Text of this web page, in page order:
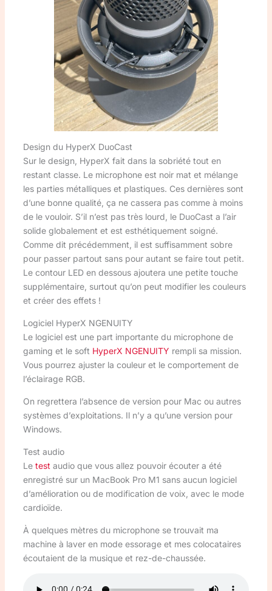
Design du HyperX DuoCast
Sur le design, HyperX fait dans la sobriété tout en
restant classe. Le microphone est noir mat et mélange
les parties métalliques et plastiques. Ces dernières sont
d’une bonne qualité, ça ne cassera pas comme à moins
de le vouloir. S’il n’est pas très lourd, le DuoCast a l’air
solide globalement et est esthétiquement soigné.
Comme dit précédemment, il est suffisamment sobre
pour passer partout sans pour autant se faire tout petit.
Le contour LED en dessous ajoutera une petite touche
supplémentaire, surtout qu’on peut modifier les couleurs
et créer des effets !
Logiciel HyperX NGENUITY
Le logiciel est une part importante du microphone de
gaming et le soft HyperX NGENUITY rempli sa mission.
Vous pourrez ajuster la couleur et le comportement de
l’éclairage RGB.
On regrettera l’absence de version pour Mac ou autres
systèmes d’exploitations. Il n’y a qu’une version pour
Windows.
Test audio
Le test audio que vous allez pouvoir écouter a été
enregistré sur un MacBook Pro M1 sans aucun logiciel
d’amélioration ou de modification de voix, avec le mode
cardioïde.
À quelques mètres du microphone se trouvait ma
machine à laver en mode essorage et mes colocataires
écoutaient de la musique et rez-de-chaussée.